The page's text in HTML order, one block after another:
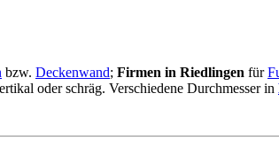
bzw. Deckenwand; Firmen in Riedlingen für
oder schräg. Verschiedene Durchmesser in